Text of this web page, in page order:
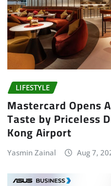
LIFESTYLE
Mastercard Opens
Taste by Priceless
Kong Airport
Yasmin Zainal Aug 7,